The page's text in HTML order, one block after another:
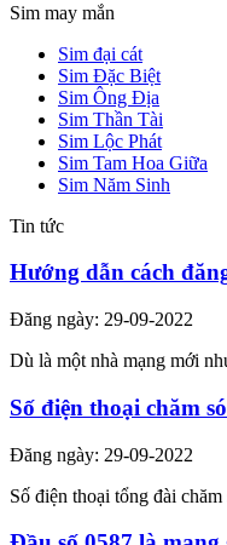
Sim may mắn
Sim đại cát
Sim Đặc Biệt
Sim Ông Địa
Sim Thần Tài
Sim Lộc Phát
Sim Tam Hoa Giữa
Sim Năm Sinh
Tin tức
Hướng dẫn cách
Đăng ngày: 29-09-2022
Dù là một nhà mạng mới
Số điện thoại chăm
Đăng ngày: 29-09-2022
Số điện thoại tổng đài